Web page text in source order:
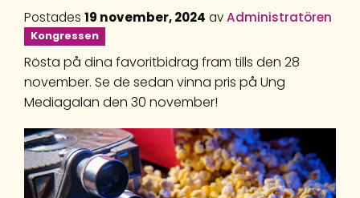
Postades 19 november, 2024 avAdministratören
Kongressen
Rösta på dina favoritbidrag fram tills den 28
november. Se de sedan vinna pris på Ung
Mediagalan den 30 november!